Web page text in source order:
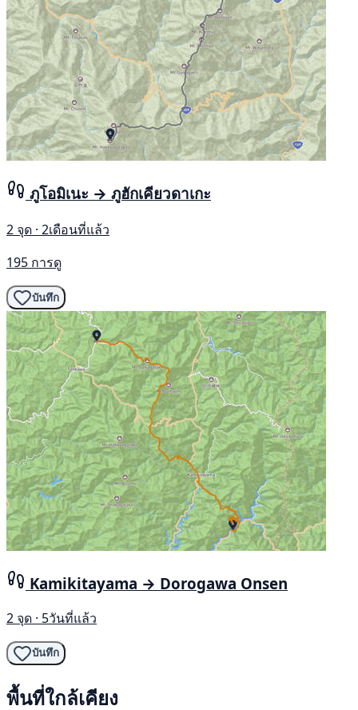
ภูโอมิเนะ → ภูฮักเคียวดาเกะ
2 จุด · 2เดือนที่แล้ว
195 การดู
บันทึก
Kamikitayama → Dorogawa Onsen
2 จุด · 5วันที่แล้ว
บันทึก
พื้นที่ใกล้เคียง